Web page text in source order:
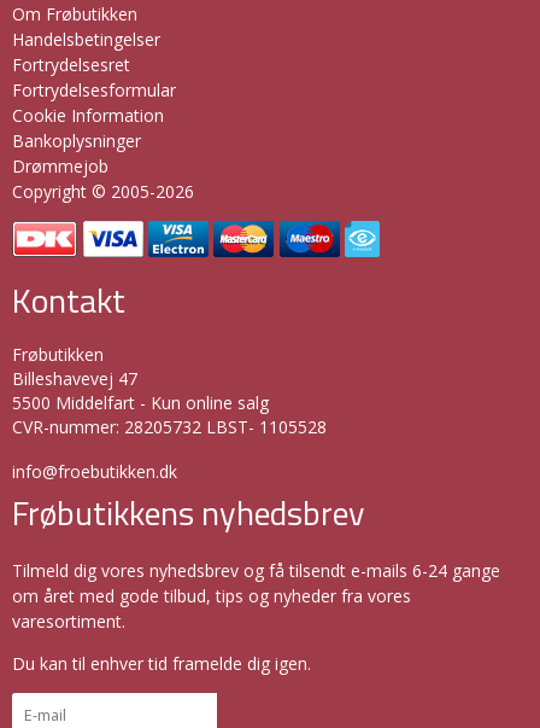
Om Frøbutikken
Handelsbetingelser
Fortrydelsesret
Fortrydelsesformular
Cookie Information
Bankoplysninger
Drømmejob
Copyright © 2005-2026
Kontakt
Frøbutikken
Billeshavevej 47
5500 Middelfart - Kun online salg
CVR-nummer: 28205732 LBST- 1105528
info@froebutikken.dk
Frøbutikkens nyhedsbrev
Tilmeld dig vores nyhedsbrev og få tilsendt e-mails 6-24 gange
om året med gode tilbud, tips og nyheder fra vores
varesortiment.
Du kan til enhver tid framelde dig igen.